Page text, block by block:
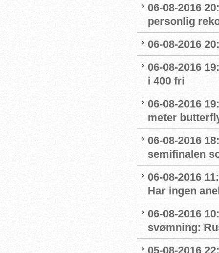
06-08-2016
personlig
06-08-2016
06-08-2016
i 400 fri
06-08-2016
meter
06-08-2016
semifinalen
06-08-2016
Har ingen
06-08-2016
svømning:
05-08-2016